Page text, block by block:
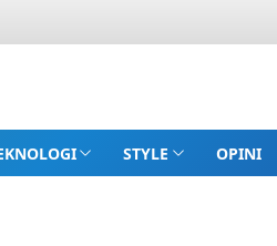
STYLE OPINI